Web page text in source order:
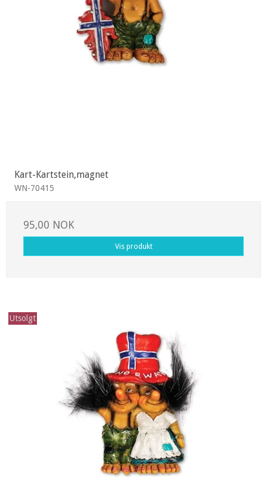
Kart-Kartstein,magnet
WN-70415
95,00 NOK
Vis produkt
Utsolgt